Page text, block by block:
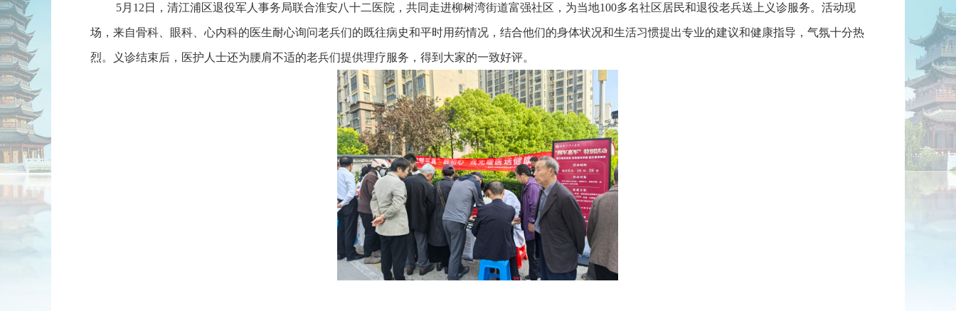
5月12日，清江浦区退役军人事务局联合淮安八十二医院，共同走进柳树湾街道富强社区，为当地100多名社区居民和退役老兵送上义诊服务。活动现
场，来自骨科、眼科、心内科的医生耐心询问老兵们的既往病史和平时用药情况，结合他们的身体状况和生活习惯提出专业的建议和健康指导，气氛十分热
烈。义诊结束后，医护人士还为腰肩不适的老兵们提供理疗服务，得到大家的一致好评。